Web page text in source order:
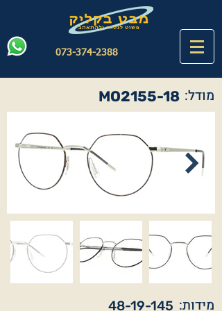
073-374-2388
MO2155-18 מודל:
48-19-145 מידות: